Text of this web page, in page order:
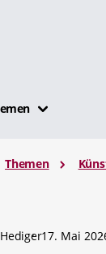
Themen
17. Mai